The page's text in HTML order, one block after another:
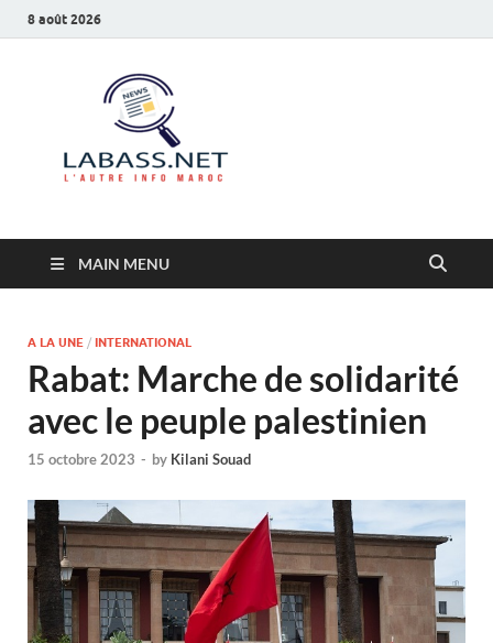
8 août 2026
MAIN MENU
A LA UNE / INTERNATIONAL
Rabat: Marche de solidarité
avec le peuple palestinien
15 octobre 2023 - by Kilani Souad